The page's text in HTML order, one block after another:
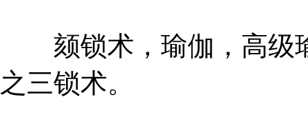
颏锁术，瑜伽，高级
之三锁术。